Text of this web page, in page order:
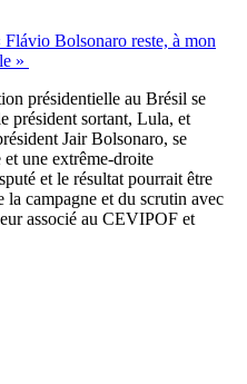
Bolsonaro reste, à mon
»
présidentielle au Brésil se
président sortant, Lula, et
Jair Bolsonaro, se
et une extrême-droite
et le résultat pourrait être
la campagne et du scrutin avec
associé au CEVIPOF et